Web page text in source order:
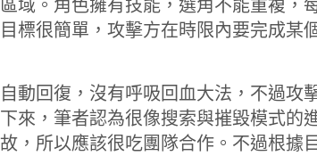
域。角色擁有技能，選角不能重複，
標很簡單，攻擊方在時限內要完成某
動回復，沒有呼吸回血大法，不過攻
來，筆者認為很像搜索與摧毀模式的
，所以應該很吃團隊合作。不過根據